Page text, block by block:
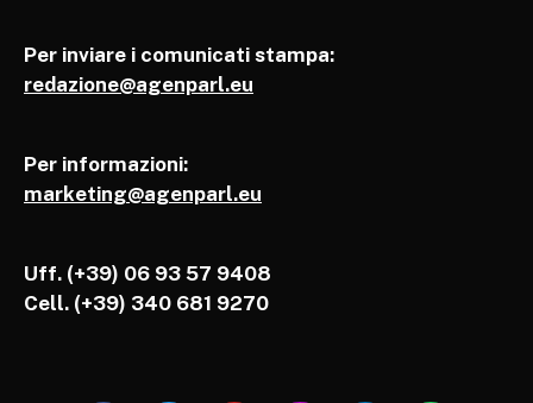
Per inviare i comunicati stampa:
redazione@agenparl.eu
Per informazioni:
marketing@agenparl.eu
Uff. (+39) 06 93 57 9408
Cell. (+39) 340 681 9270